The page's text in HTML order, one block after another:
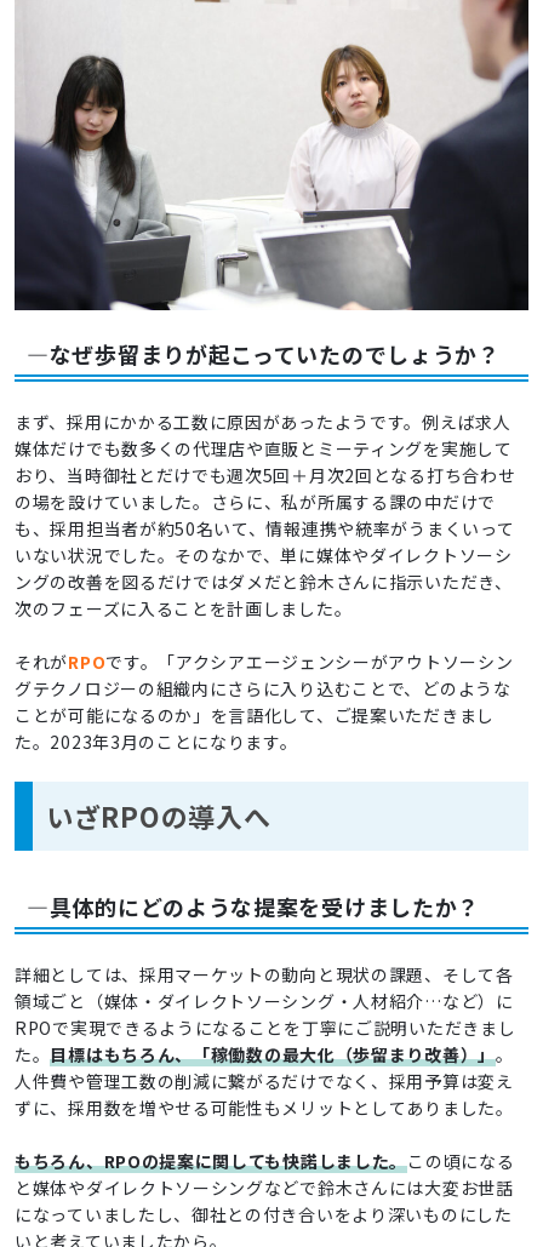
―なぜ歩留まりが起こっていたのでしょうか？
まず、採用にかかる工数に原因があったようです。例えば求人
媒体だけでも数多くの代理店や直販とミーティングを実施して
おり、当時御社とだけでも週次5回＋月次2回となる打ち合わせ
の場を設けていました。さらに、私が所属する課の中だけで
も、採用担当者が約50名いて、情報連携や統率がうまくいって
いない状況でした。そのなかで、単に媒体やダイレクトソーシ
ングの改善を図るだけではダメだと鈴木さんに指示いただき、
次のフェーズに入ることを計画しました。
それがRPOです。「アクシアエージェンシーがアウトソーシン
グテクノロジーの組織内にさらに入り込むことで、どのような
ことが可能になるのか」を言語化して、ご提案いただきまし
た。2023年3月のことになります。
いざRPOの導入へ
―具体的にどのような提案を受けましたか？
詳細としては、採用マーケットの動向と現状の課題、そして各
領域ごと（媒体・ダイレクトソーシング・人材紹介…など）に
RPOで実現できるようになることを丁寧にご説明いただきまし
た。目標はもちろん、「稼働数の最大化（歩留まり改善）」。
人件費や管理工数の削減に繋がるだけでなく、採用予算は変え
ずに、採用数を増やせる可能性もメリットとしてありました。
もちろん、RPOの提案に関しても快諾しました。この頃になる
と媒体やダイレクトソーシングなどで鈴木さんには大変お世話
になっていましたし、御社との付き合いをより深いものにした
いと考えていましたから。